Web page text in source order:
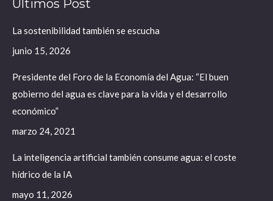
opens
window
opens
window
opens
window
Últimos Post
La sostenibilidad también se escucha
junio 15, 2026
Presidente del Foro de la Economía del Agua: “El buen
gobierno del agua es clave para la vida y el desarrollo
económico”
marzo 24, 2021
La inteligencia artificial también consume agua: el coste
hídrico de la IA
mayo 11, 2026